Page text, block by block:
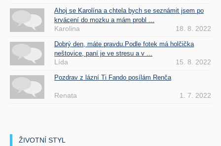
Ahoj se Karolína a chtela bych se seznámit jsem po
krvácení do mozku a mám probl ...
Karolina 18. 8. 2022
Dobrý den, máte pravdu.Podle fotek má holčička
neštovice, paní je ve stresu a v ...
Lída 15. 8. 2022
Pozdrav z lázní Ti Fando posílám Renča
Renata 1. 7. 2022
ŽIVOTNÍ STYL